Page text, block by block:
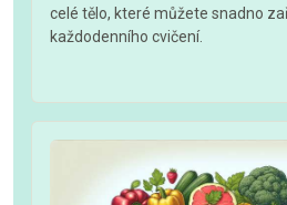
celé tělo, které můžete snadno
každodenního cvičení.